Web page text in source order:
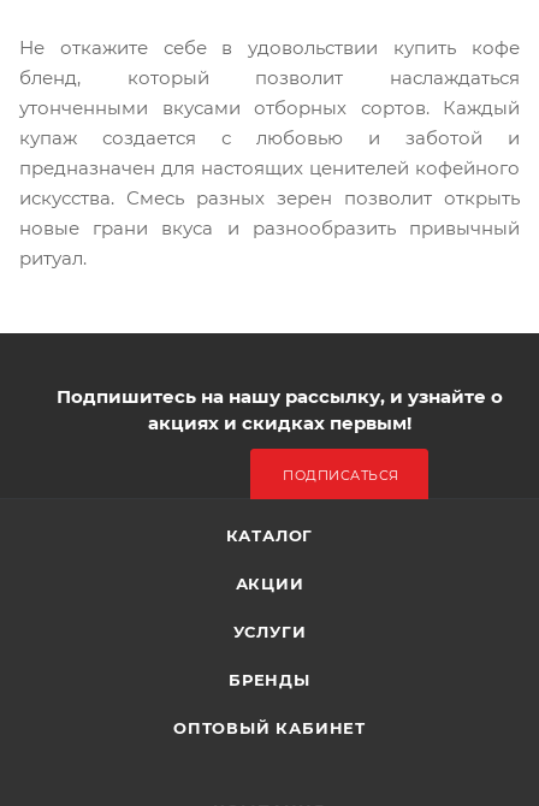
Не откажите себе в удовольствии купить кофе
бленд, который позволит наслаждаться
утонченными вкусами отборных сортов. Каждый
купаж создается с любовью и заботой и
предназначен для настоящих ценителей кофейного
искусства. Смесь разных зерен позволит открыть
новые грани вкуса и разнообразить привычный
ритуал.
Подпишитесь на нашу рассылку, и узнайте о
акциях и скидках первым!
ПОДПИСАТЬСЯ
КАТАЛОГ
АКЦИИ
УСЛУГИ
БРЕНДЫ
ОПТОВЫЙ КАБИНЕТ